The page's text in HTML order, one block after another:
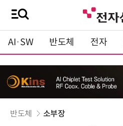
AI·SW 반도체 전자
반도체 소부장